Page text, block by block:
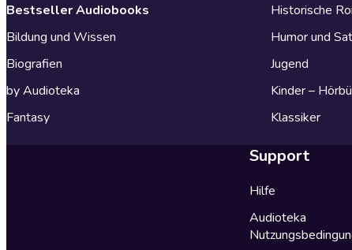
Bestseller Audiobooks
Bildung und Wissen
Biografien
by Audioteka
Fantasy
Historische
Humor und
Jugend
Kinder –
Klassiker
Support
Hilfe
Audioteka